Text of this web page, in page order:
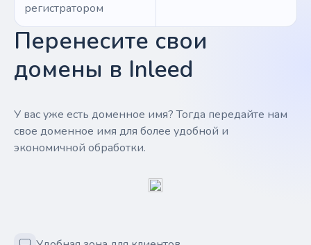
регистратором
Перенесите свои
домены в Inleed
У вас уже есть доменное имя? Тогда передайте нам
свое доменное имя для более удобной и
экономичной обработки.